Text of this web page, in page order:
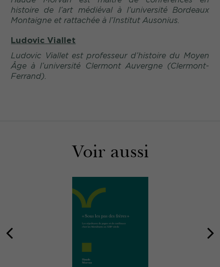
histoire de l’art médiéval à l’université Bordeaux
Montaigne et rattachée à l’Institut Ausonius.
Ludovic Viallet
Ludovic Viallet est professeur d’histoire du Moyen
Âge à l’université Clermont Auvergne (Clermont-
Ferrand).
Voir aussi